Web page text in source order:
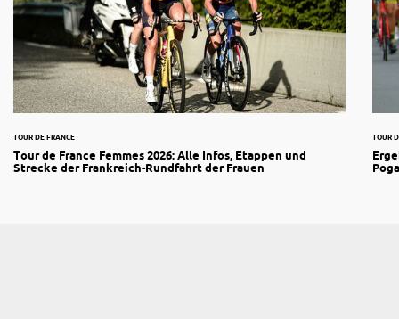
TOUR DE FRANCE
Tour de France Femmes 2026: Alle Infos, Etappen und
Strecke der Frankreich-Rundfahrt der Frauen
TOUR